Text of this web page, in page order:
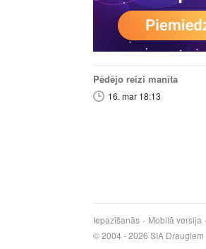
Pēdējo reizi manīta
16. mar 18:13
Iepazīšanās Mobilā versija
© 2004 - 2026 SIA Draugiem